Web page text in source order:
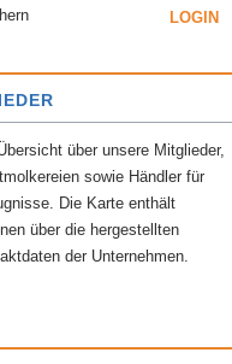
über unsere Mitglieder,
sowie Händler für
Die Karte enthält
über die hergestellten
der Unternehmen.